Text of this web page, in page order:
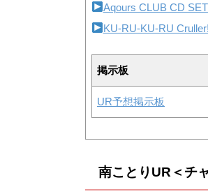
Aqours CLUB CD
KU-RU-KU-RU
掲示板
UR予想掲示板
南ことりUR＜チ